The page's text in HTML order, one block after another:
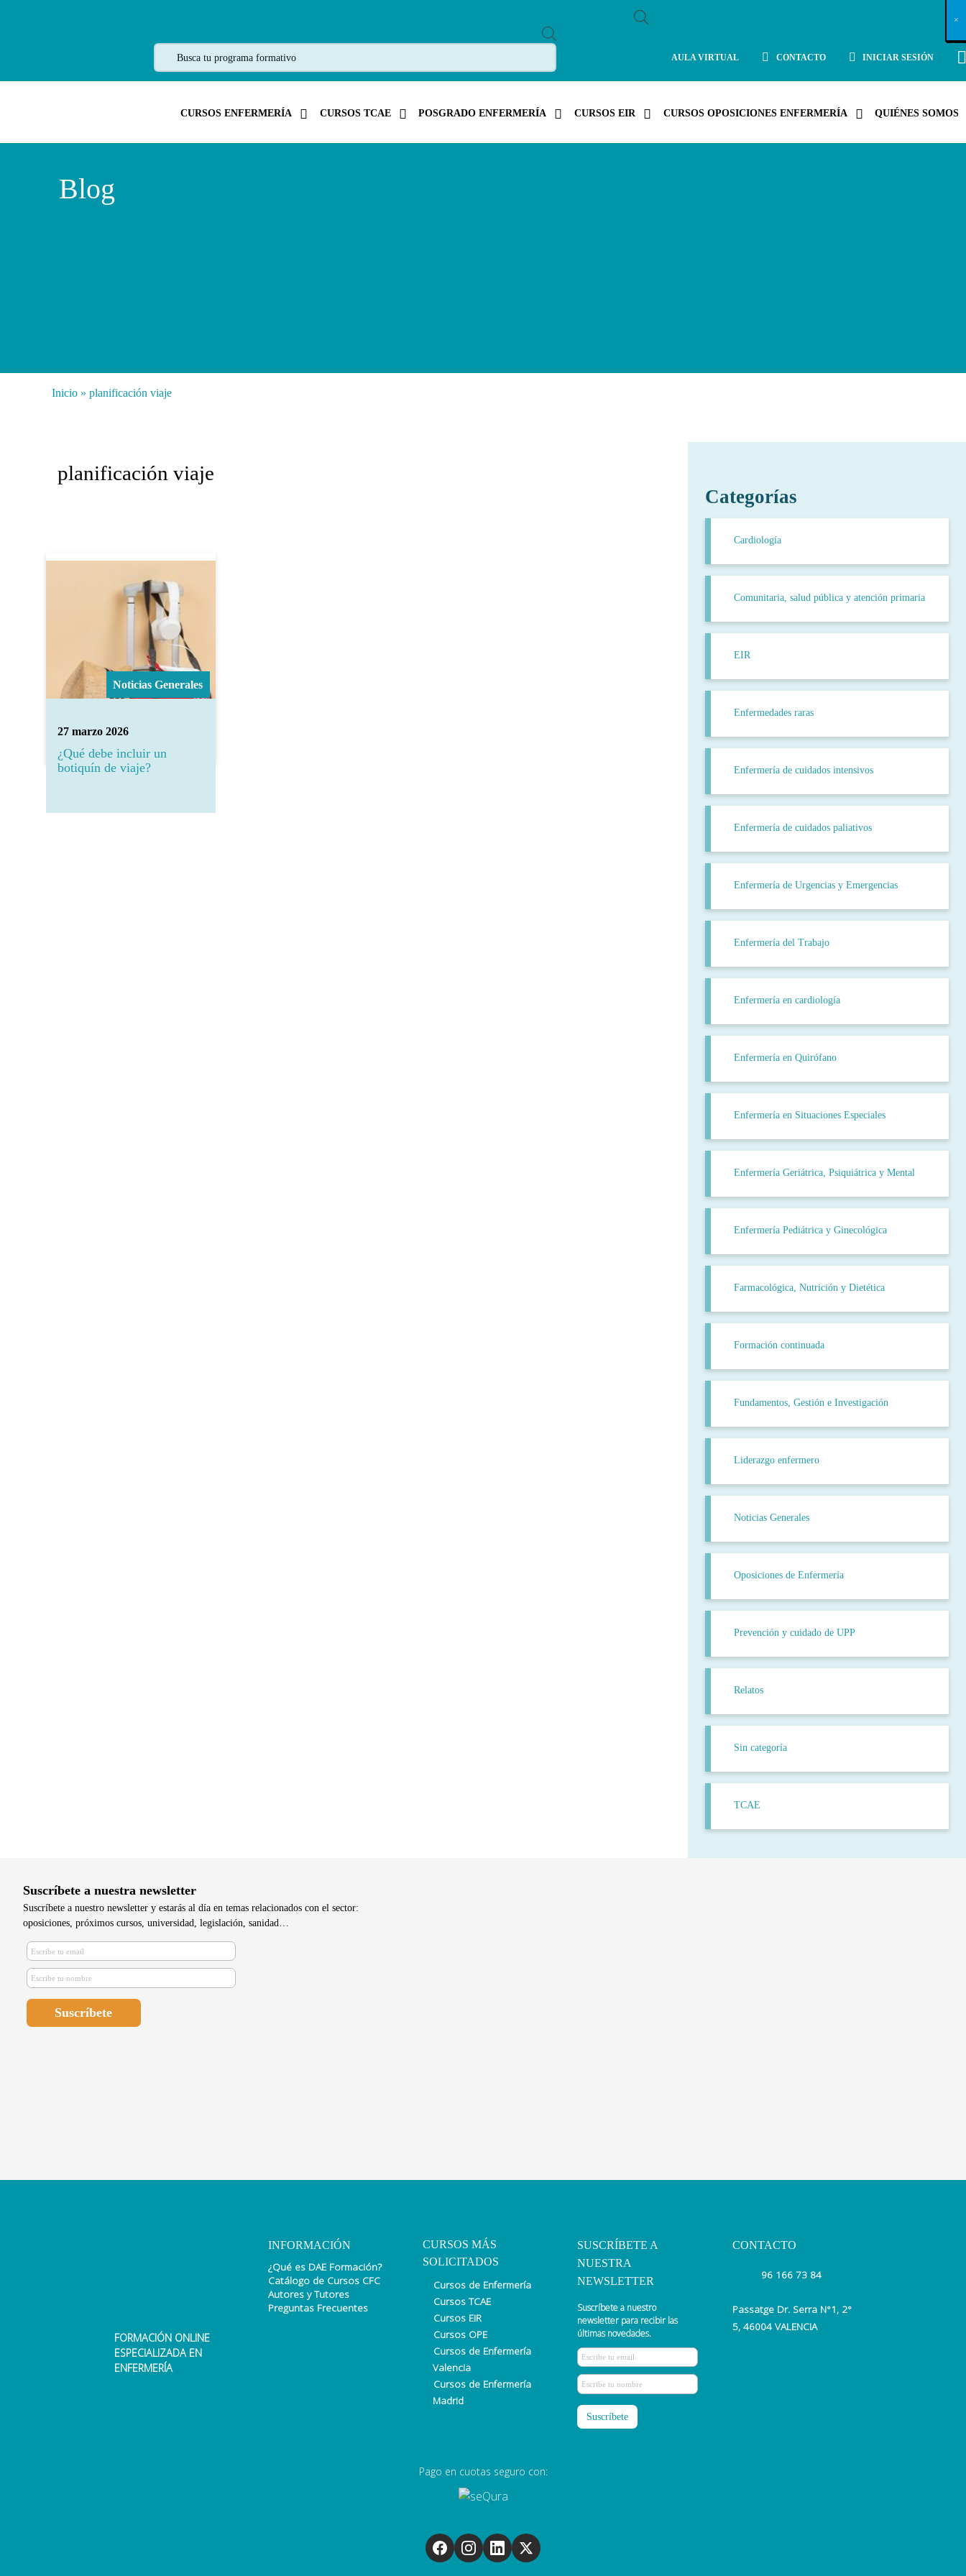
R
D
S
A
AULA VIRTUAL CONTACTO INICIAR SESIÓN
CURSOS ENFERMERÍA CURSOS TCAE POSGRADO ENFERMERÍA CURSOS EIR CURSOS OPOSICIONES ENFERMERÍA QUIÉNES SOMOS
Blog
Inicio » planificación viaje
planificación viaje
27 marzo 2026
Noticias Generales
¿Qué debe incluir un
botiquín de viaje?
Categorías
Cardiología
Comunitaria, salud pública y atención primaria
EIR
Enfermedades raras
Enfermería de cuidados intensivos
Enfermería de cuidados paliativos
Enfermería de Urgencias y Emergencias
Enfermería del Trabajo
Enfermería en cardiología
Enfermería en Quirófano
Enfermería en Situaciones Especiales
Enfermería Geriátrica, Psiquiátrica y Mental
Enfermería Pediátrica y Ginecológica
Farmacológica, Nutrición y Dietética
Formación continuada
Fundamentos, Gestión e Investigación
Liderazgo enfermero
Noticias Generales
Oposiciones de Enfermería
Prevención y cuidado de UPP
Relatos
Sin categoría
TCAE
Suscríbete a nuestra newsletter
Suscríbete a nuestro newsletter y estarás al día en temas relacionados con el sector:
oposiciones, próximos cursos, universidad, legislación, sanidad…
FORMACIÓN ONLINE
ESPECIALIZADA EN
ENFERMERÍA
INFORMACIÓN
¿Qué es DAE Formación?
Catálogo de Cursos CFC
Autores y Tutores
Preguntas Frecuentes
CURSOS MÁS
SOLICITADOS
Cursos de Enfermería
Cursos TCAE
Cursos EIR
Cursos OPE
Cursos de Enfermería
Valencia
Cursos de Enfermería
Madrid
SUSCRÍBETE A
NUESTRA
NEWSLETTER
Suscríbete a nuestro
newsletter para recibir las
últimas novedades.
CONTACTO
96 166 73 84
Passatge Dr. Serra N°1, 2°
5, 46004 VALENCIA
Pago en cuotas seguro con:
X
×
×
×
×
×
×
×
×
×
×
×
×
×
×
×
×
×
×
×
×
×
×
×
×
×
×
×
×
×
×
×
×
×
×
×
×
×
×
×
×
×
×
×
×
×
×
×
×
×
×
×
×
×
×
×
×
×
×
×
×
×
×
×
×
×
×
×
×
×
×
×
×
×
×
×
×
×
×
×
×
×
×
×
×
×
×
×
×
×
×
×
×
×
×
×
×
×
×
×
×
×
×
×
×
×
×
×
×
×
×
×
×
×
×
×
×
×
×
×
×
×
×
×
×
×
×
×
×
×
×
×
×
×
×
×
×
×
×
×
×
×
×
×
×
×
×
×
×
×
×
×
×
×
×
×
×
×
×
×
×
×
×
×
×
×
×
×
×
×
×
×
×
×
×
×
×
×
×
×
×
×
×
×
×
×
×
×
×
×
×
×
×
×
×
×
×
×
×
×
×
×
×
×
×
×
×
×
×
×
×
×
×
×
×
×
×